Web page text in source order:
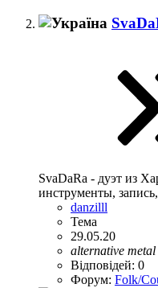
SvaDaRa - дуэт из
инструменты,
danzilll
Тема
29.05.20
alternative metal
Відповідей: 0
Форум: Folk/